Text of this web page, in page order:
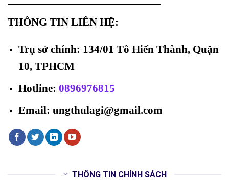
THÔNG TIN LIÊN HỆ:
Trụ sở chính: 134/01 Tô Hiến Thành, Quận
10, TPHCM
Hotline: 0896976815
Email: ungthulagi@gmail.com
THÔNG TIN CHÍNH SÁCH